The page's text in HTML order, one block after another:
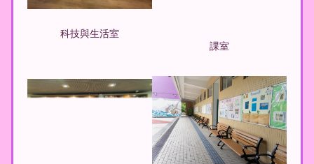
科技與生活室
課室